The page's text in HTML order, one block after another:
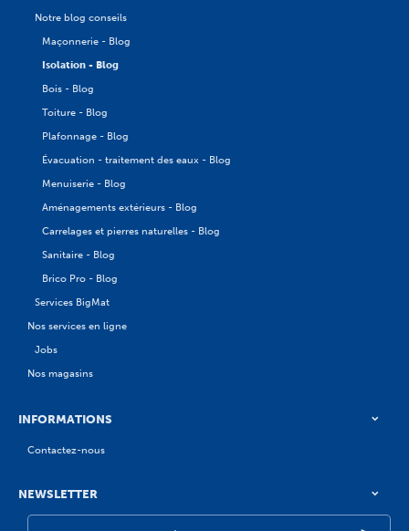
Notre blog conseils
Maçonnerie - Blog
Isolation - Blog
Bois - Blog
Toiture - Blog
Plafonnage - Blog
Évacuation - traitement des eaux - Blog
Menuiserie - Blog
Aménagements extérieurs - Blog
Carrelages et pierres naturelles - Blog
Sanitaire - Blog
Brico Pro - Blog
Services BigMat
Nos services en ligne
Jobs
Nos magasins
INFORMATIONS
Contactez-nous
NEWSLETTER
Votre